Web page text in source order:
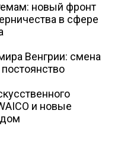
новый фронт
в сфере
Венгрии: смена
и новые